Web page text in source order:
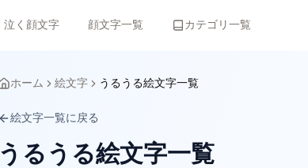
泣く顔文字 顔文字一覧 カテゴリ一覧
ホーム 絵文字 うるうる絵文字一覧
絵文字一覧に戻る
うるうる絵文字一覧